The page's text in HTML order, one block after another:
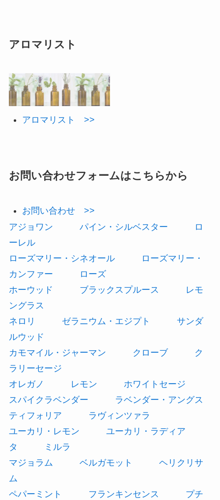
アロマリスト
アロマリスト >>
お問い合わせフォームはこちらから
お問い合わせ >>
アジョワン
パイン・シルベスター
ロ
ーレル
ローズマリー・シネオール
ローズマリー・
カンファー
ローズ
ホーウッド
ブラックスプルース
レモ
ングラス
ネロリ
ゼラニウム・エジプト
サンダ
ルウッド
カモマイル・ジャーマン
クローブ
ク
ラリーセージ
オレガノ
レモン
ホワイトセージ
スパイクラベンダー
ラベンダー・アングス
ティフォリア
ラヴィンツァラ
ユーカリ・レモン
ユーカリ・ラディア
タ
ミルラ
マジョラム
ベルガモット
ヘリクリサ
ム
ペパーミント
フランキンセンス
プチ